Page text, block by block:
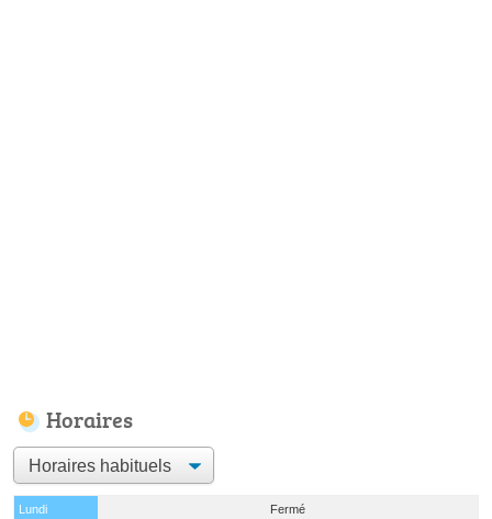
Horaires
Lundi
Fermé